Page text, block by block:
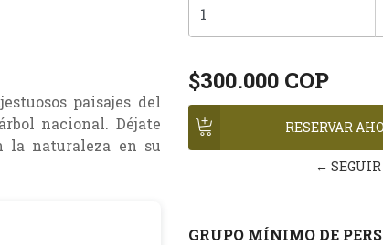
paisajes del
nacional. Déjate
naturaleza en su
$300.000 COP
← SEGUIR
GRUPO MÍNIMO DE